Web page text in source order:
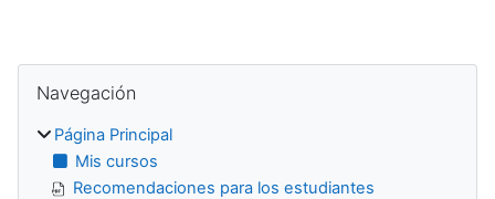
Bloques
Navegación
Página Principal
Mis cursos
Recomendaciones para los estudiantes